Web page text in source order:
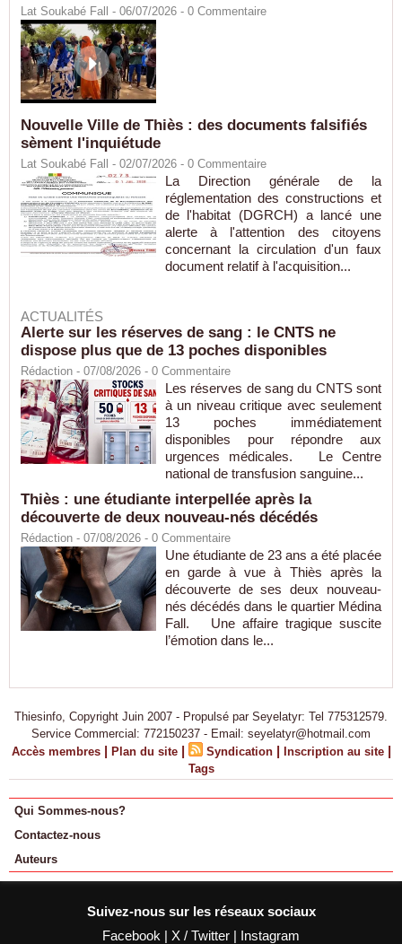
Lat Soukabé Fall - 06/07/2026 - 0 Commentaire
Nouvelle Ville de Thiès : des documents falsifiés
sèment l'inquiétude
Lat Soukabé Fall - 02/07/2026 - 0 Commentaire
La Direction générale de la
réglementation des constructions et
de l'habitat (DGRCH) a lancé une
alerte à l'attention des citoyens
concernant la circulation d'un faux
document relatif à l'acquisition...
ACTUALITÉS
Alerte sur les réserves de sang : le CNTS ne
dispose plus que de 13 poches disponibles
Rédaction - 07/08/2026 - 0 Commentaire
Les réserves de sang du CNTS sont
à un niveau critique avec seulement
13 poches immédiatement
disponibles pour répondre aux
urgences médicales. Le Centre
national de transfusion sanguine...
Thiès : une étudiante interpellée après la
découverte de deux nouveau-nés décédés
Rédaction - 07/08/2026 - 0 Commentaire
Une étudiante de 23 ans a été placée
en garde à vue à Thiès après la
découverte de ses deux nouveau-
nés décédés dans le quartier Médina
Fall. Une affaire tragique suscite
l’émotion dans le...
Thiesinfo, Copyright Juin 2007 - Propulsé par Seyelatyr: Tel 775312579.
Service Commercial: 772150237 - Email: seyelatyr@hotmail.com
Accès membres | Plan du site | Syndication | Inscription au site |
Tags
Qui Sommes-nous?
Contactez-nous
Auteurs
Suivez-nous sur les réseaux sociaux
Facebook | X / Twitter | Instagram